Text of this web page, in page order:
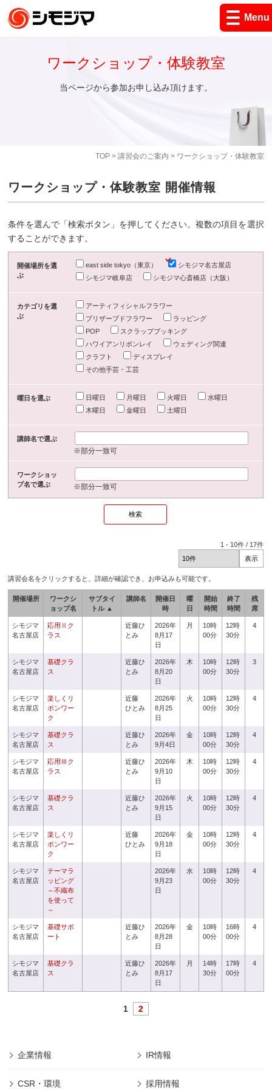
Menu
TOP> 講習会のご案内 > ワークショップ・体験教室
ワークショップ・体験教室
当ページから参加お申し込み頂けます。
ワークショップ・体験教室 開催情報
条件を選んで「検索ボタン」を押してください。複数の項目を選択
することができます。
開催場所を選
ぶ
east side tokyo（東京）
シモジマ名古屋店
シモジマ岐阜店
シモジマ心斎橋店（大阪）
カテゴリを選
ぶ
アーティフィシャルフラワー
プリザーブドフラワー
ラッピング
POP
スクラップブッキング
ハワイアンリボンレイ
ウェディング関連
クラフト
ディスプレイ
その他手芸・工芸
曜日を選ぶ 日曜日 月曜日 火曜日
水曜日
木曜日
金曜日 土曜日
講師名で選ぶ
※部分一致可
ワークショッ
プ名で選ぶ
※部分一致可
1 - 10件 / 17件
講習会名をクリックすると、詳細が確認でき、お申込みも可能です。
開催場所
ワークシ
ョップ名
サブタイ
トル ▲
講師名
開催日
時
曜
日
開始
時間
終了
時間
残
席
シモジマ
名古屋店
応用Ⅱク
ラス
近藤ひ
とみ
2026年
8月17
日
月
10時
00分
12時
30分
4
シモジマ
名古屋店
基礎クラ
ス
近藤ひ
とみ
2026年
8月20
日
木
10時
00分
12時
30分
3
シモジマ
名古屋店
楽しくリ
ボンワー
ク
近藤
ひとみ
2026年
8月25
日
火
10時
00分
12時
30分
4
シモジマ
名古屋店
基礎クラ
ス
近藤ひ
とみ
2026年
9月4日
金
10時
00分
12時
30分
4
シモジマ
名古屋店
応用Ⅲク
ラス
近藤ひ
とみ
2026年
9月10
日
木
10時
00分
12時
30分
4
シモジマ
名古屋店
基礎クラ
ス
近藤ひ
とみ
2026年
9月15
日
火
10時
00分
12時
30分
4
シモジマ
名古屋店
楽しくリ
ボンワー
ク
近藤
ひとみ
2026年
9月18
日
金
10時
00分
12時
30分
4
シモジマ
名古屋店
テーマラ
ッピング
～不織布
を使って
～
2026年
9月23
日
水
10時
00分
12時
30分
4
シモジマ
名古屋店
基礎サポ
ート
近藤ひ
とみ
2026年
8月28
日
金
10時
00分
16時
00分
4
シモジマ
名古屋店
基礎クラ
ス
近藤ひ
とみ
2026年
8月17
日
月
14時
30分
17時
00分
4
1 2
企業情報 IR情報
CSR・環境 採用情報